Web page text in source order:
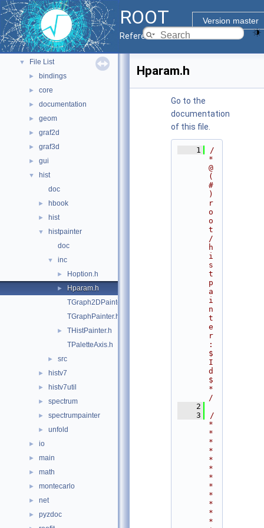
ROOT
Version master
Reference Guide
► ROOT Components
► Namespaces
► All Classes
▼ Files
▼ File List
► bindings
► core
► documentation
► geom
► graf2d
► graf3d
► gui
▼
hist
doc
► hbook
► hist
▼
histpainter
doc
▼ inc
► Hoption.h
►
Hparam.h
TGraph2DPainter.h
TGraphPainter.h
►
THistPainter.h
TPaletteAxis.h
► src
► histv7
► histv7util
► spectrum
► spectrumpainter
► unfold
► io
► main
► math
► montecarlo
► net
► pyzdoc
Hparam.h
Go to the
documentation
of this file.
    1
/
*
@
(
#
)
r
o
o
t
/
h
i
s
t
p
a
i
n
t
e
r
:
$
I
d
$
*
/
    2
    3
/
*
*
*
*
*
*
*
*
*
*
*
*